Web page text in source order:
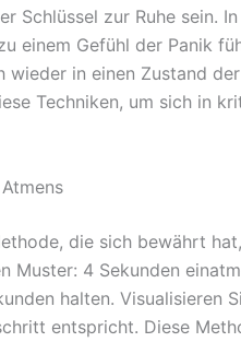
Schlüssel zur Ruhe sein.
einem Gefühl der Panik
wieder in einen Zustand
Techniken, um sich in
die sich bewährt
Muster: 4 Sekunden
halten. Visualisieren
entspricht. Diese